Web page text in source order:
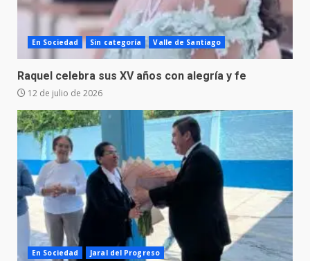
En Sociedad Sin categoría Valle de Santiago
Raquel celebra sus XV años con alegría y fe
12 de julio de 2026
En Sociedad Jaral del Progreso